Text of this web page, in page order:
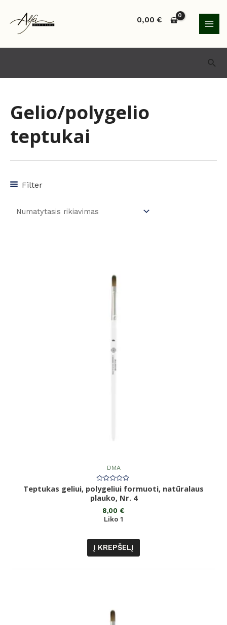
turinio
0,00€
Gelio/polygelio
teptukai
Filter
DMA
Įvertinimas:
0
iš
Teptukas geliui, polygeliui formuoti, natūralaus
plauko, Nr. 4
8,00 €
Liko 1
Į KREPŠELĮ